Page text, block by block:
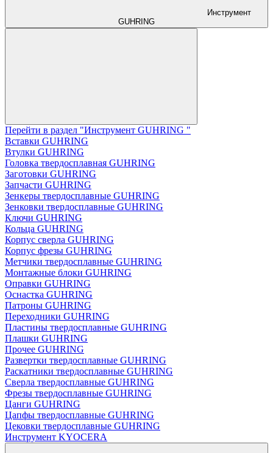
Инструмент
GUHRING
Перейти в раздел "Инструмент GUHRING "
Вставки GUHRING
Втулки GUHRING
Головка твердосплавная GUHRING
Заготовки GUHRING
Запчасти GUHRING
Зенкеры твердосплавные GUHRING
Зенковки твердосплавные GUHRING
Ключи GUHRING
Кольца GUHRING
Корпус сверла GUHRING
Корпус фрезы GUHRING
Метчики твердосплавные GUHRING
Монтажные блоки GUHRING
Оправки GUHRING
Оснастка GUHRING
Патроны GUHRING
Переходники GUHRING
Пластины твердосплавные GUHRING
Плашки GUHRING
Прочее GUHRING
Развертки твердосплавные GUHRING
Раскатники твердосплавные GUHRING
Сверла твердосплавные GUHRING
Фрезы твердосплавные GUHRING
Цанги GUHRING
Цапфы твердосплавные GUHRING
Цековки твердосплавные GUHRING
Инструмент KYOCERA